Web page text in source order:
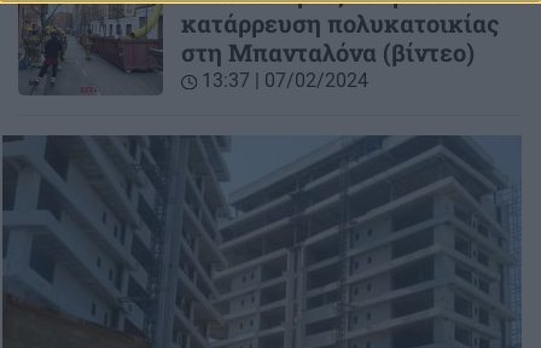
κατάρρευση πολυκατοικίας
στη Μπανταλόνα (βίντεο)
13:37 | 07/02/2024